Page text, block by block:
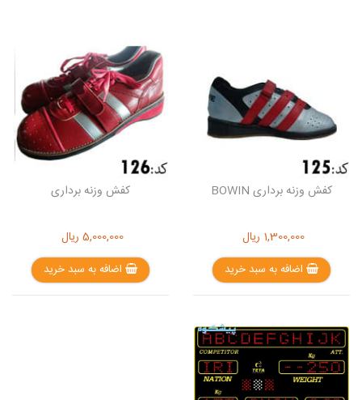
کفش وزنه برداری BOWIN
1,300,000 ریال
اضافه به سبد خرید
کفش وزنه برداری
5,000,000 ریال
اضافه به سبد خرید